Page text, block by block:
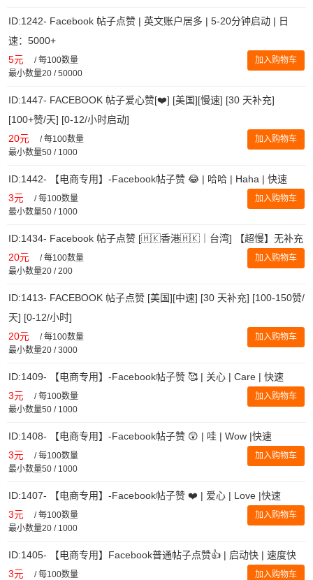
ID:1242- Facebook 帖子点赞 | 英文账户居多 | 5-20分钟启动 | 日
速：5000+
5元 /每100数量
最小数量20 / 50000
加入购物车
ID:1447- FACEBOOK 帖子爱心赞[❤️] [美国][慢速] [30 天补充]
[100+赞/天] [0-12/小时启动]
20元 /每100数量
最小数量50 / 1000
加入购物车
ID:1442- 【电商专用】-Facebook帖子赞 😂 | 哈哈 | Haha | 快速
3元 /每100数量
最小数量50 / 1000
加入购物车
ID:1434- Facebook 帖子点赞 [🇭🇰香港🇭🇰｜台湾] 【超慢】无补充
20元 /每100数量
最小数量20 / 200
加入购物车
ID:1413- FACEBOOK 帖子点赞 [美国][中速] [30 天补充] [100-150赞/
天] [0-12/小时]
20元 /每100数量
最小数量20 / 3000
加入购物车
ID:1409- 【电商专用】-Facebook帖子赞 🥰 | 关心 | Care | 快速
3元 /每100数量
最小数量50 / 1000
加入购物车
ID:1408- 【电商专用】-Facebook帖子赞 😲 | 哇 | Wow |快速
3元 /每100数量
最小数量50 / 1000
加入购物车
ID:1407- 【电商专用】-Facebook帖子赞 ❤️ | 爱心 | Love |快速
3元 /每100数量
最小数量20 / 1000
加入购物车
ID:1405- 【电商专用】Facebook普通帖子点赞👍 | 启动快 | 速度快
3元 /每100数量
加入购物车